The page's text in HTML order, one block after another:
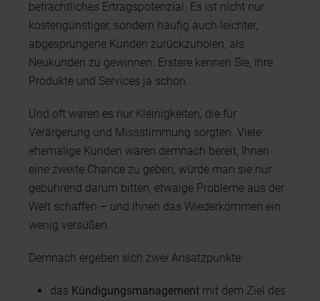
beträchtliches Ertragspotenzial. Es ist nicht nur
kostengünstiger, sondern häufig auch leichter,
abgesprungene Kunden zurückzuholen, als
Neukunden zu gewinnen. Erstere kennen Sie, Ihre
Produkte und Services ja schon.
Und oft waren es nur Kleinigkeiten, die für
Verärgerung und Missstimmung sorgten. Viele
ehemalige Kunden wären demnach bereit, Ihnen
eine zweite Chance zu geben, würde man sie nur
gebührend darum bitten, etwaige Probleme aus der
Welt schaffen – und ihnen das Wiederkommen ein
wenig versüßen.
Demnach ergeben sich zwei Ansatzpunkte:
das Kündigungsmanagement mit dem Ziel des